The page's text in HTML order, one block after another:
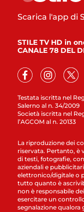
Testata iscritta nel
Salerno al n. 34/2009
Società iscritta nel
l’AGCOM al n. 20133
Scarica l'app di
STILE TV HD in
CANALE 78 DEL
La riproduzione dei
riservata. Pertanto, è
di testi, fotografie,
aziendali e
elettronico/digitale o
tutto quanto è
non è responsabile
esercitare un
segnalazione qualora